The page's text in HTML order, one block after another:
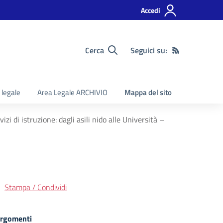
Accedi
Cerca Seguici su:
Area Legale ARCHIVIO Mappa del sito
di istruzione: dagli asili nido alle Università –
Stampa / Condividi